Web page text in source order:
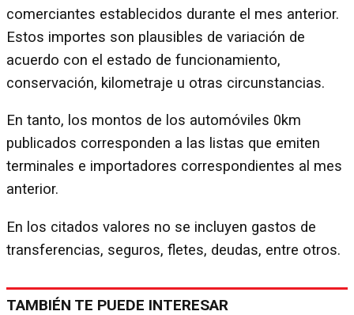
comerciantes establecidos durante el mes anterior.
Estos importes son plausibles de variación de
acuerdo con el estado de funcionamiento,
conservación, kilometraje u otras circunstancias.
En tanto, los montos de los automóviles 0km
publicados corresponden a las listas que emiten
terminales e importadores correspondientes al mes
anterior.
En los citados valores no se incluyen gastos de
transferencias, seguros, fletes, deudas, entre otros.
TAMBIÉN TE PUEDE INTERESAR